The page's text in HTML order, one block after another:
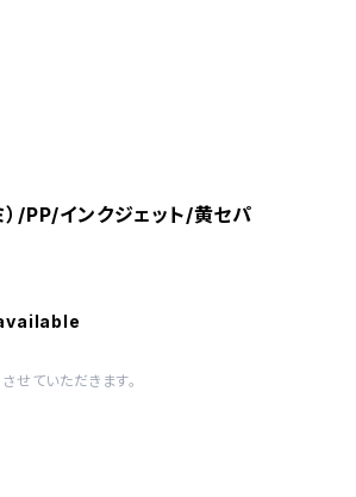
/PP/インクジェット/黄セパ
せていただきます。